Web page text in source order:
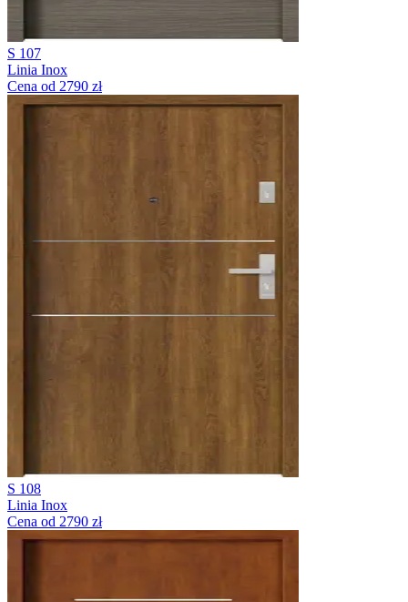
S 107
Linia Inox
Cena od 2790 zł
S 108
Linia Inox
Cena od 2790 zł